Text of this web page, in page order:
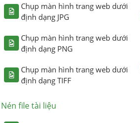
Chụp màn hình trang web dưới
định dạng JPG
Chụp màn hình trang web dưới
định dạng PNG
Chụp màn hình trang web dưới
định dạng TIFF
Nén file tài liệu